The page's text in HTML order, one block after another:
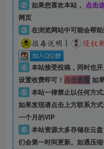
② 如果您喜欢本站， 点击
网页
③ 在浏览网站中可能会帮助
|
④ 本站接受投稿，同时也
设置收费即可！ 点击查看如
⑤ 本站一律禁止以任何方
如果发现请点击上方联系方
一个月的VIP
⑥ 本站资源大多存储在云
们会第一时间更新。如遇压